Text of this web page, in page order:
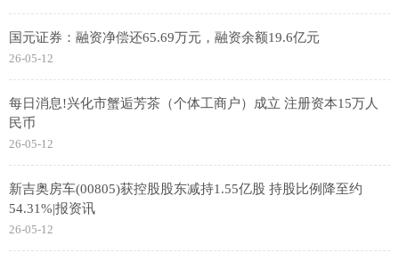
国元证券：融资净偿还65.69万元，融资余额19.6亿元
26-05-12
每日消息!兴化市蟹逅芳茶（个体工商户）成立 注册资本15万人
民币
26-05-12
新吉奥房车(00805)获控股股东减持1.55亿股 持股比例降至约
54.31%|报资讯
26-05-12